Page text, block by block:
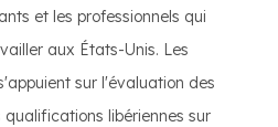
et les professionnels qui
aux États-Unis. Les
sur l'évaluation des
libériennes sur